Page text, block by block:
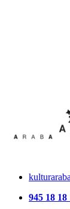
945 18 18